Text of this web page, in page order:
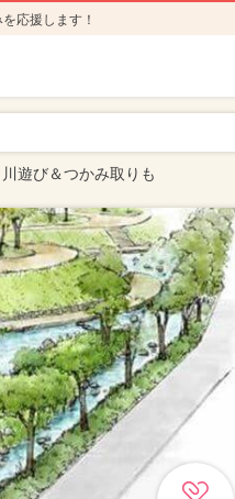
応援します！
遊び＆つかみ取りも